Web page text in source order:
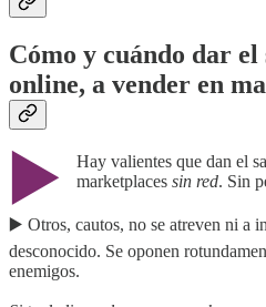
Cómo y cuándo dar
online, a vender en
▶️
Hay valientes que dan el
marketplaces sin red. Sin
▶️ Otros, cautos, no se atreven ni a
desconocido. Se oponen
enemigos.